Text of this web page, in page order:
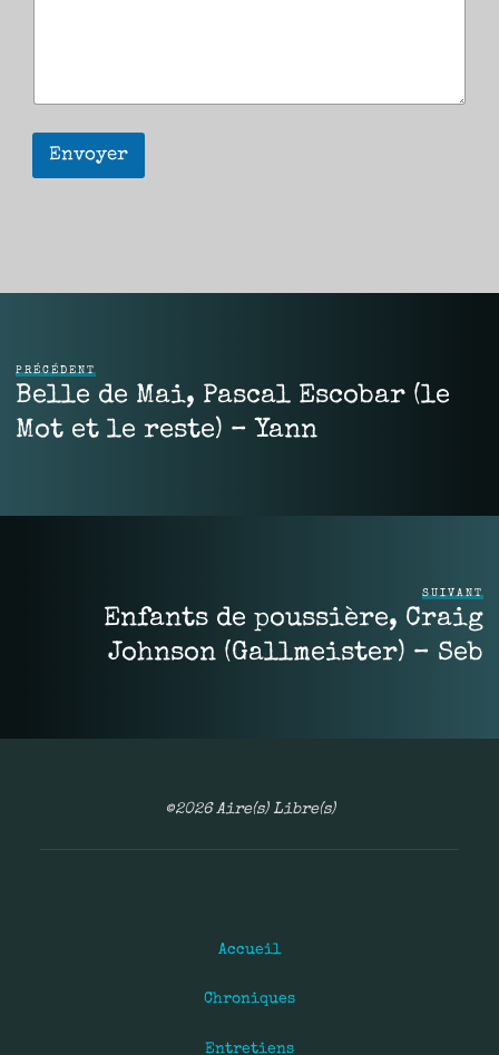
Envoyer
PRÉCÉDENT
Belle de Mai, Pascal Escobar (le
Mot et le reste) – Yann
SUIVANT
Enfants de poussière, Craig
Johnson (Gallmeister) – Seb
©2026 Aire(s) Libre(s)
Accueil
Chroniques
Entretiens